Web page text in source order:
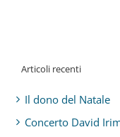
Articoli recenti
Il dono del Natale
Concerto David